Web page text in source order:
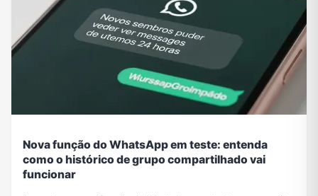
Nova função do WhatsApp em teste: entenda
como o histórico de grupo compartilhado vai
funcionar